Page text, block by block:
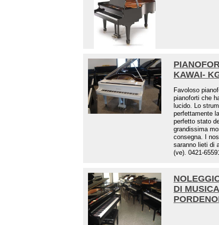
KAWAI-
Favoloso
pianoforti che
lucido. Lo
perfettamente
perfetto stato
grandissima
consegna. I
saranno lieti di
(ve). 0421-
DI